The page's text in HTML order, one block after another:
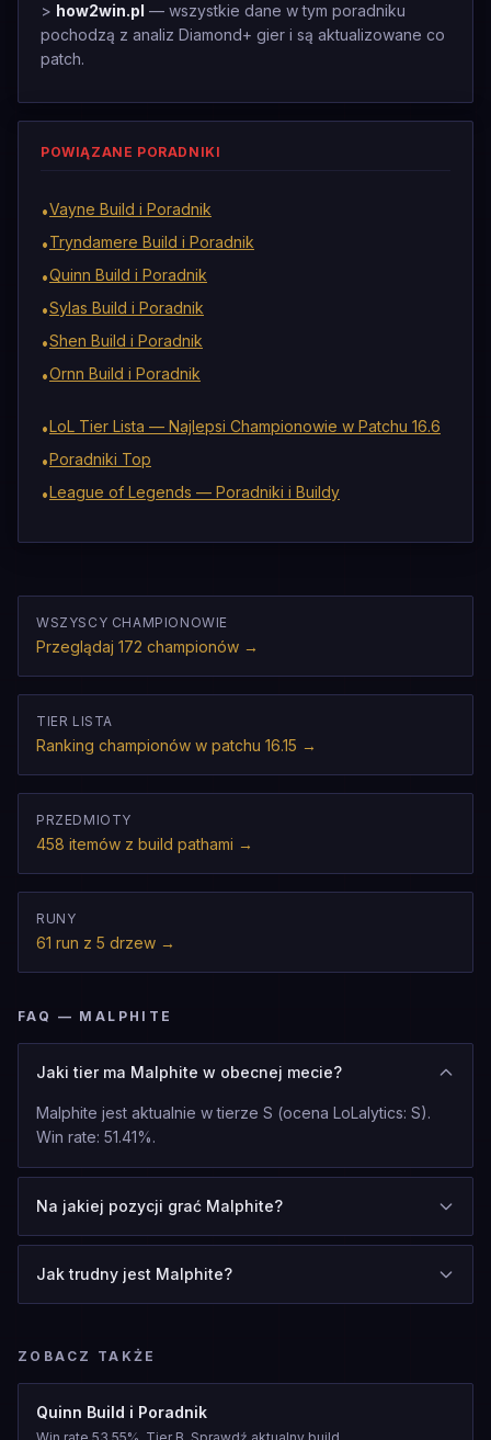
> how2win.pl — wszystkie dane w tym poradniku
pochodzą z analiz Diamond+ gier i są aktualizowane co
patch.
POWIĄZANE PORADNIKI
•Vayne Build i Poradnik
•Tryndamere Build i Poradnik
•Quinn Build i Poradnik
•Sylas Build i Poradnik
•Shen Build i Poradnik
•Ornn Build i Poradnik
•LoL Tier Lista — Najlepsi Championowie w Patchu 16.6
•Poradniki Top
•League of Legends — Poradniki i Buildy
WSZYSCY CHAMPIONOWIE
Przeglądaj 172 championów →
TIER LISTA
Ranking championów w patchu 16.15 →
PRZEDMIOTY
458 itemów z build pathami →
RUNY
61 run z 5 drzew →
FAQ — MALPHITE
Jaki tier ma Malphite w obecnej mecie?
Malphite jest aktualnie w tierze S (ocena LoLalytics: S).
Win rate: 51.41%.
Na jakiej pozycji grać Malphite?
Jak trudny jest Malphite?
ZOBACZ TAKŻE
Quinn Build i Poradnik